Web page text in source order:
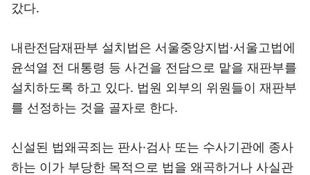
갔다.
내란전담재판부 설치법은 서울중앙지법·서울고법에
윤석열 전 대통령 등 사건을 전담으로 맡을 재판부를
설치하도록 하고 있다. 법원 외부의 위원들이 재판부
를 선정하는 것을 골자로 한다.
신설된 법왜곡죄는 판사·검사 또는 수사기관에 종사
하는 이가 부당한 목적으로 법을 왜곡하거나 사실관